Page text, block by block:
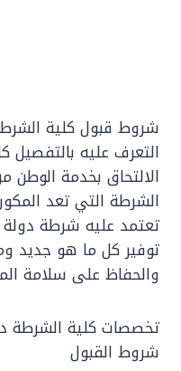
شروط قبول كلية
التعرف عليه بالتفصيل
الالتحاق بخدمة
الشرطة التي تعد
تعتمد عليه شرطة دولة
توفير كل ما هو جديد
والحفاظ على سلامة
تخصصات كلية الشرطة
شروط القبول